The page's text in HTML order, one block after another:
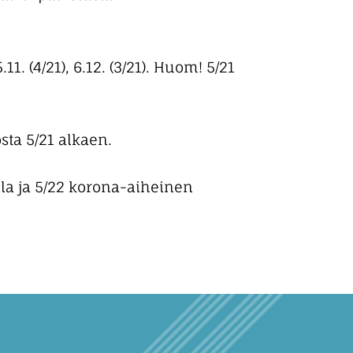
(4/21), 6.12. (3/21). Huom! 5/21
5/21 alkaen.
ja 5/22 korona-aiheinen